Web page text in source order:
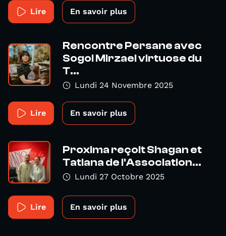
Lire En savoir plus
Rencontre Persane avec
Sogol Mirzaei virtuose du
T...
Lundi 24 Novembre 2025
Lire En savoir plus
Proxima reçoit Shagan et
Tatiana de l'Association...
Lundi 27 Octobre 2025
Lire En savoir plus